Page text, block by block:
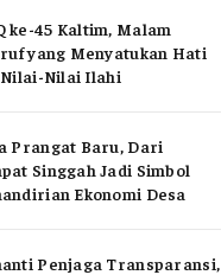
ke-45 Kaltim, Malam
yang Menyatukan Hati
Nilai Ilahi
Prangat Baru, Dari
Singgah Jadi Simbol
Ekonomi Desa
Penjaga Transparansi,